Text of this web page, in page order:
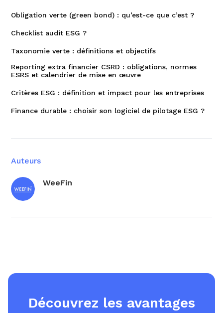
Obligation verte (green bond) : qu’est-ce que c’est ?
Checklist audit ESG ?
Taxonomie verte : définitions et objectifs
Reporting extra financier CSRD : obligations, normes
ESRS et calendrier de mise en œuvre
Critères ESG : définition et impact pour les entreprises
Finance durable : choisir son logiciel de pilotage ESG ?
Auteurs
WeeFin
Découvrez les avantages